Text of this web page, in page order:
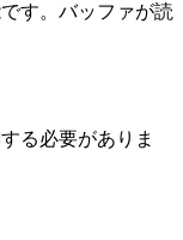
す。バッファが読
る必要がありま